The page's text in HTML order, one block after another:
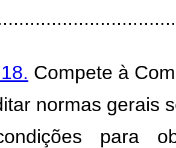
Compete à
normas gerais
para